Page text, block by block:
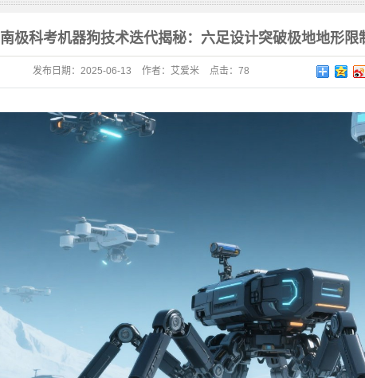
南极科考机器狗技术迭代揭秘：六足设计突破极地地形
发布日期： 2025-06-13 作者： 艾爱米 点击： 78